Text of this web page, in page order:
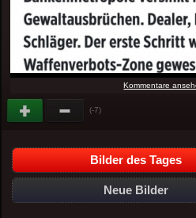
Kommentare
(-7)
Bilder des Tages
Neue Bilder